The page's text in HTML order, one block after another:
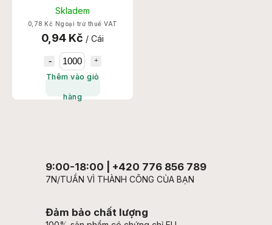
Skladem
0,78 Kč Ngoại trừ thuế VAT
0,94 Kč / Cái
Thêm vào giỏ
hàng
9:00-18:00 | +420 776 856 789
7N/TUẦN VÌ THÀNH CÔNG CỦA BẠN
Đảm bảo chất lượng